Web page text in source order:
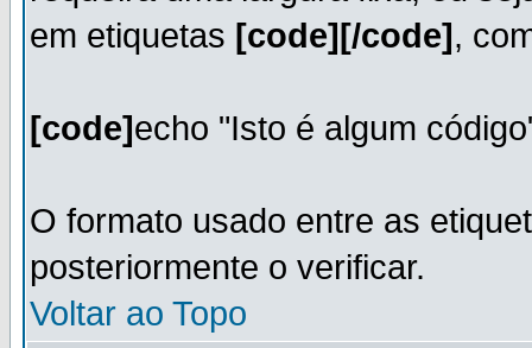
em etiquetas [code][/code],
[code]echo "Isto é algum
O formato usado entre as
posteriormente o verificar.
Voltar ao Topo